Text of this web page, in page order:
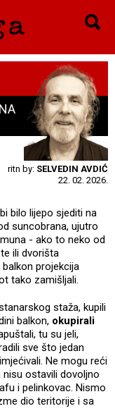
ritn by: SELVEDIN AVDIĆ
22. 02. 2026.
bilo lijepo sjediti na
suncobrana, ujutro
- ako to neko od
ili dvorišta
projekcija
tako zamišljali.
staža, kupili
balkon, okupirali
tu su jeli,
sve što jedan
Ne mogu reći
ostavili dovoljno
i pelinkovac. Nismo
dio teritorije i sa